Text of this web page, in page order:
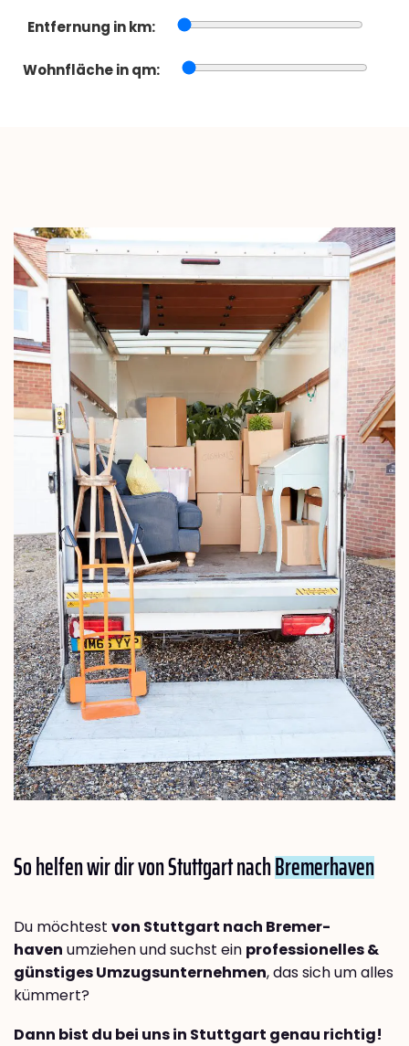
Entfernung in km:
Wohnfläche in qm:
So helfen wir dir von Stuttgart nachBremer­haven
Du möchtest von Stuttgart nach Bremer­
haven umziehen und suchst ein professionelles &
günstiges Umzugsunternehmen, das sich um alles
kümmert?
Dann bist du bei uns in Stuttgart genau richtig!